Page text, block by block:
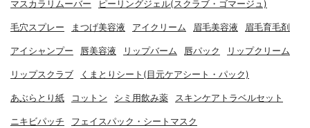
マスカラリムーバー ピーリングジェル(スクラブ・ゴマージュ)
毛穴スプレー まつげ美容液 アイクリーム 眉毛美容液 眉毛育毛剤
アイシャンプー 唇美容液 リップバーム 唇パック リップクリーム
リップスクラブ くまとりシート(目元ケアシート・パック)
あぶらとり紙 コットン シミ用飲み薬 スキンケアトラベルセット
ニキビパッチ フェイスパック・シートマスク